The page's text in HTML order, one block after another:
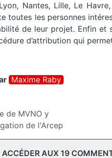
Nantes, Lille, Le
toutes les personnes
de leur projet. Enfin et
d’attribution qui
Maxime Raby
de MVNO y
de l'Arcep
ACCÉDER AUX 19